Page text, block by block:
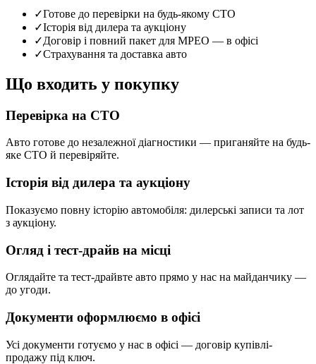
✓Готове до перевірки на будь-якому СТО
✓Історія від дилера та аукціону
✓Договір і повний пакет для МРЕО — в офісі
✓Страхування та доставка авто
Що входить у покупку
Перевірка на СТО
Авто готове до незалежної діагностики — приганяйте на будь-
яке СТО й перевіряйте.
Історія від дилера та аукціону
Показуємо повну історію автомобіля: дилерські записи та лот
з аукціону.
Огляд і тест-драйв на місці
Оглядайте та тест-драйвте авто прямо у нас на майданчику —
до угоди.
Документи оформлюємо в офісі
Усі документи готуємо у нас в офісі — договір купівлі-
продажу під ключ.